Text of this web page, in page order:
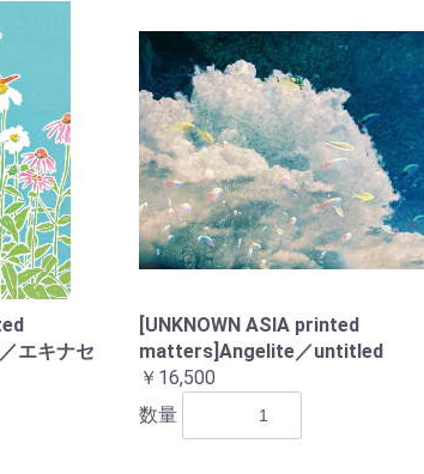
エキナセ
[UNKNOWN ASIA printed
matters]Angelite／untitled
￥16,500
数量
い物を続ける カートへ進む